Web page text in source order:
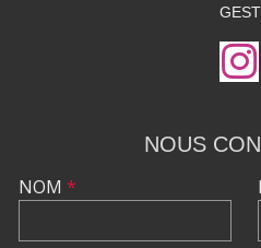
NOUS
NOM *